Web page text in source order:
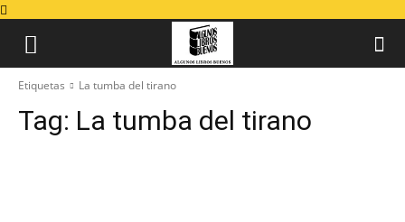
Etiquetas La tumba del tirano
Tag: La tumba del tirano